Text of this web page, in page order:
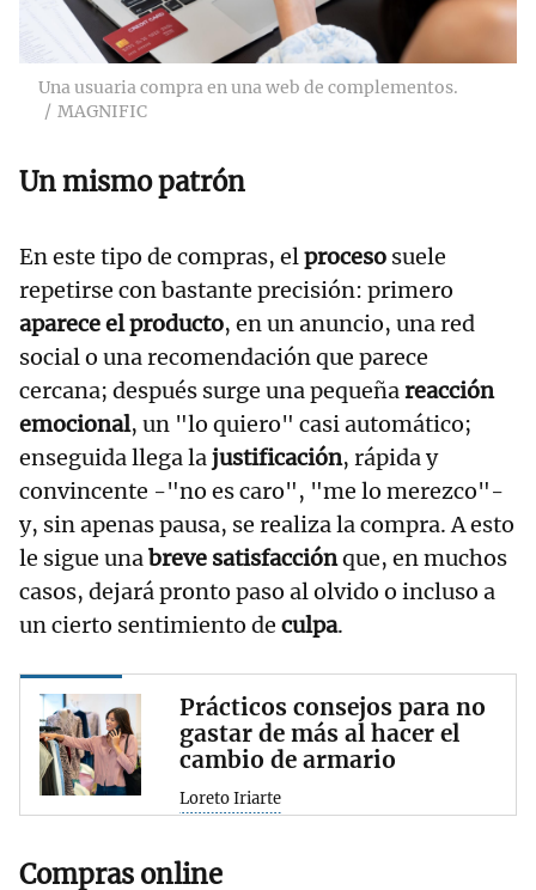
Una usuaria compra en una web de complementos.
MAGNIFIC
Un mismo patrón
En este tipo de compras, elproceso suele
repetirse con bastante precisión: primero
aparece el producto, en un anuncio, una red
social o una recomendación que parece
cercana; después surge una pequeñareacción
emocional, un "lo quiero" casi automático;
enseguida llega lajustificación, rápida y
convincente -"no es caro", "me lo merezco"-
y, sin apenas pausa, se realiza la compra. A esto
le sigue unabreve satisfacciónque, en muchos
casos, dejará pronto paso al olvido o incluso a
un cierto sentimiento de culpa.
Prácticos consejos para no
gastar de más al hacer el
cambio de armario
Loreto Iriarte
Compras online